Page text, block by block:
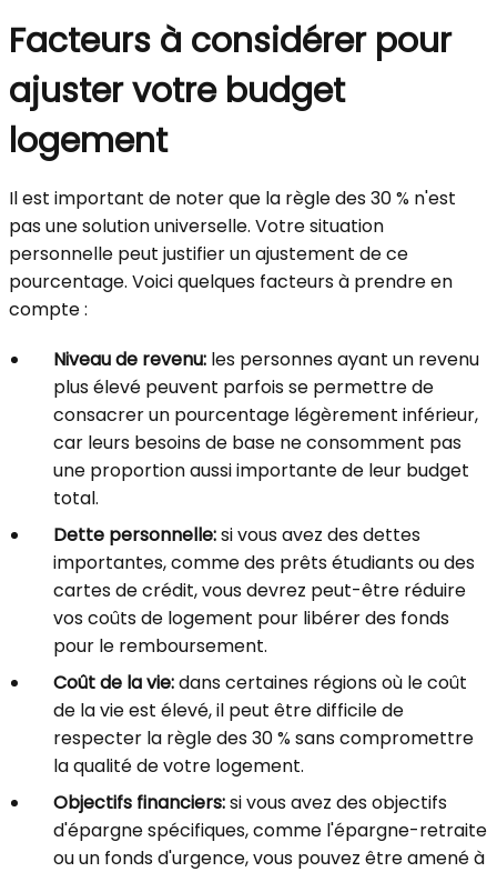
Facteurs à considérer pour
ajuster votre budget
logement
Il est important de noter que la règle des 30 % n'est
pas une solution universelle. Votre situation
personnelle peut justifier un ajustement de ce
pourcentage. Voici quelques facteurs à prendre en
compte :
Niveau de revenu: les personnes ayant un revenu
plus élevé peuvent parfois se permettre de
consacrer un pourcentage légèrement inférieur,
car leurs besoins de base ne consomment pas
une proportion aussi importante de leur budget
total.
Dette personnelle:si vous avez des dettes
importantes, comme des prêts étudiants ou des
cartes de crédit, vous devrez peut-être réduire
vos coûts de logement pour libérer des fonds
pour le remboursement.
Coût de la vie:dans certaines régions où le coût
de la vie est élevé, il peut être difficile de
respecter la règle des 30 % sans compromettre
la qualité de votre logement.
Objectifs financiers:si vous avez des objectifs
d'épargne spécifiques, comme l'épargne-retraite
ou un fonds d'urgence, vous pouvez être amené à